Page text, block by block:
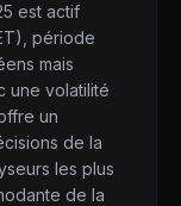
est actif
période
mais
une volatilité
un
de la
les plus
de la